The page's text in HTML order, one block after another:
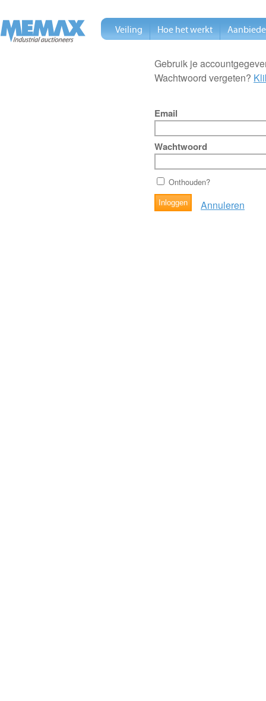
Gebruik je
Wachtwoord vergeten?
Email
Wachtwoord
Onthouden?
Annuleren
Veiling Hoe het werkt